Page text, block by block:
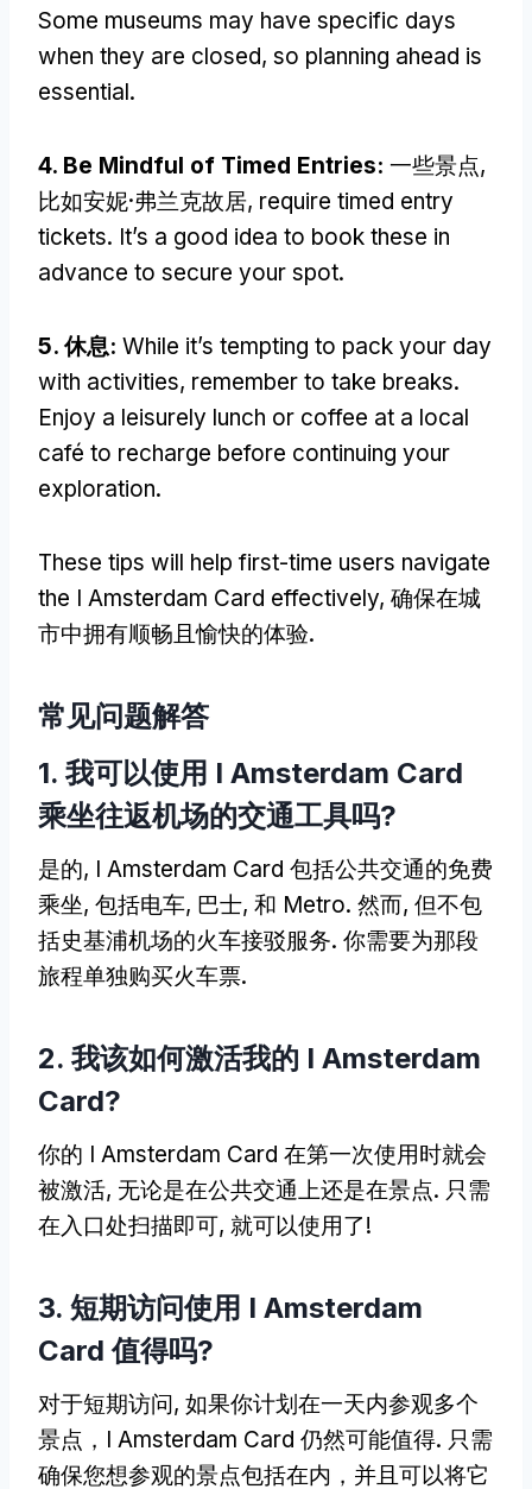
Some museums may have specific days
when they are closed, so planning ahead is
essential.
4. Be Mindful of Timed Entries: 一些景点,
比如安妮·弗兰克故居, require timed entry
tickets. It’s a good idea to book these in
advance to secure your spot.
5. 休息: While it’s tempting to pack your day
with activities, remember to take breaks.
Enjoy a leisurely lunch or coffee at a local
café to recharge before continuing your
exploration.
These tips will help first-time users navigate
the I Amsterdam Card effectively, 确保在城
市中拥有顺畅且愉快的体验.
常见问题解答
1. 我可以使用 I Amsterdam Card
乘坐往返机场的交通工具吗?
是的, I Amsterdam Card 包括公共交通的免费
乘坐, 包括电车, 巴士, 和 Metro. 然而, 但不包
括史基浦机场的火车接驳服务. 你需要为那段
旅程单独购买火车票.
2. 我该如何激活我的 I Amsterdam
Card?
你的 I Amsterdam Card 在第一次使用时就会
被激活, 无论是在公共交通上还是在景点. 只需
在入口处扫描即可, 就可以使用了!
3. 短期访问使用 I Amsterdam
Card 值得吗?
对于短期访问, 如果你计划在一天内参观多个
景点，I Amsterdam Card 仍然可能值得. 只需
确保您想参观的景点包括在内，并且可以将它